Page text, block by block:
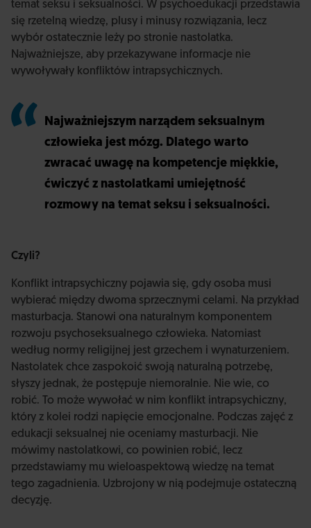
temat seksu i seksualności. W psychoedukacji przedstawia
się rzetelną wiedzę, plusy i minusy rozwiązania, lecz
wybór ostatecznie leży po stronie nastolatka.
Najważniejsze, aby przekazywane informacje nie
wywoływały konfliktów intrapsychicznych.
Najważniejszym narządem seksualnym
człowieka jest mózg. Dlatego warto
zwracać uwagę na kompetencje miękkie,
ćwiczyć z nastolatkami umiejętność
rozmowy na temat seksu i seksualności.
Czyli?
Konflikt intrapsychiczny pojawia się, gdy osoba musi
wybierać między dwoma sprzecznymi celami. Na przykład
masturbacja. Stanowi ona naturalnym komponentem
rozwoju psychoseksualnego człowieka. Natomiast
według normy religijnej jest grzechem i wynaturzeniem.
Nastolatek chce zaspokoić swoją naturalną potrzebę,
słyszy jednak, że postępuje niemoralnie. Nie wie, co
robić. To może wywołać w nim konflikt intrapsychiczny,
który z kolei rodzi napięcie emocjonalne. Podczas zajęć z
edukacji seksualnej nie oceniamy masturbacji. Nie
mówimy nastolatkowi, co powinien robić, lecz
przedstawiamy mu wieloaspektową wiedzę na temat
tego zagadnienia. Uzbrojony w nią podejmuje ostateczną
decyzję.